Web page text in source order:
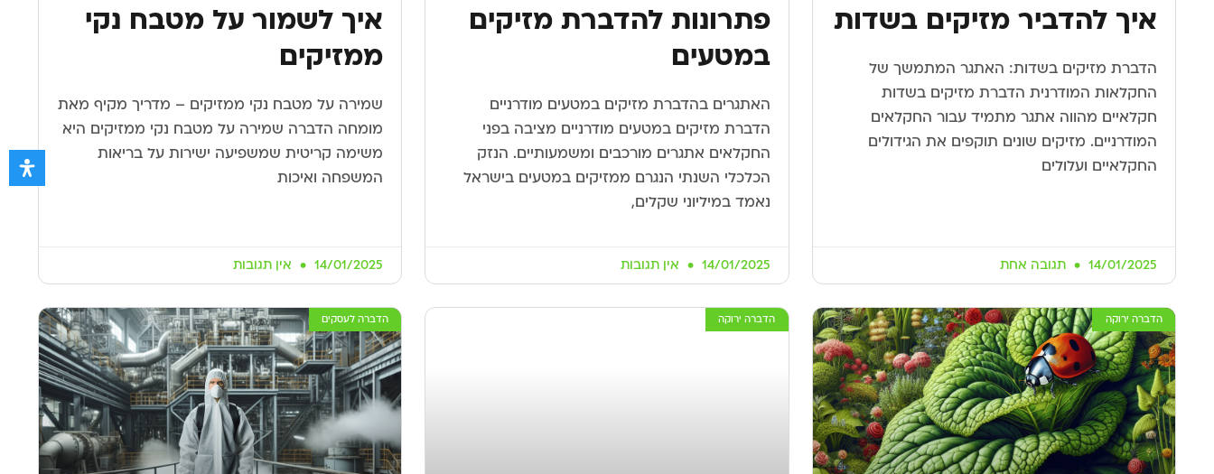
איך להדביר מזיקים בשדות
הדברת מזיקים בשדות: האתגר המתמשך של
החקלאות המודרנית הדברת מזיקים בשדות
חקלאיים מהווה אתגר מתמיד עבור החקלאים
המודרניים. מזיקים שונים תוקפים את הגידולים
החקלאיים ועלולים
14/01/2025 תגובה אחת
פתרונות להדברת מזיקים
במטעים
האתגרים בהדברת מזיקים במטעים מודרניים
הדברת מזיקים במטעים מודרניים מציבה בפני
החקלאים אתגרים מורכבים ומשמעותיים. הנזק
הכלכלי השנתי הנגרם ממזיקים במטעים בישראל
נאמד במיליוני שקלים,
14/01/2025 אין תגובות
איך לשמור על מטבח נקי
ממזיקים
שמירה על מטבח נקי ממזיקים – מדריך מקיף מאת
מומחה הדברה שמירה על מטבח נקי ממזיקים היא
משימה קריטית שמשפיעה ישירות על בריאות
המשפחה ואיכות
14/01/2025 אין תגובות
הדברה ירוקה הדברה ירוקה הדברה לעסקים